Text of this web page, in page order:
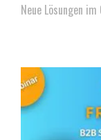
Neue Lösungen